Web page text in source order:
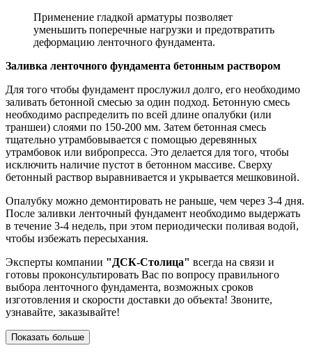
Применение гладкой арматуры позволяет
уменьшить поперечные нагрузки и предотвратить
деформацию ленточного фундамента.
Заливка ленточного фундамента бетонным раствором
Для того чтобы фундамент прослужил долго, его необходимо
заливать бетонной смесью за один подход. Бетонную смесь
необходимо распределить по всей длине опалубки (или
траншеи) слоями по 150-200 мм. Затем бетонная смесь
тщательно утрамбовывается с помощью деревянных
утрамбовок или вибропресса. Это делается для того, чтобы
исключить наличие пустот в бетонном массиве. Сверху
бетонный раствор выравнивается и укрывается мешковиной.
Опалубку можно демонтировать не раньше, чем через 3-4 дня.
После заливки ленточный фундамент необходимо выдержать
в течение 3-4 недель, при этом периодически поливая водой,
чтобы избежать пересыхания.
Эксперты компании "ДСК-Столица" всегда на связи и
готовы проконсультировать Вас по вопросу правильного
выбора ленточного фундамента, возможных сроков
изготовления и скорости доставки до объекта! Звоните,
узнавайте, заказывайте!
Показать больше